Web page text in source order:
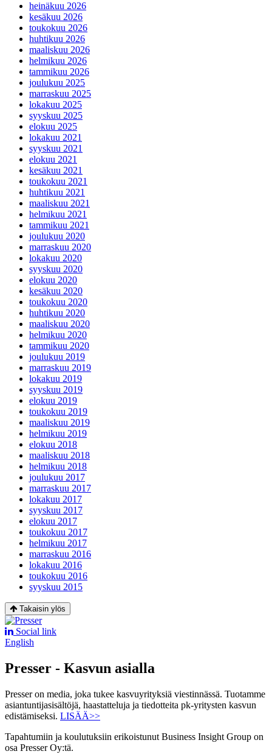
heinäkuu 2026
kesäkuu 2026
toukokuu 2026
huhtikuu 2026
maaliskuu 2026
helmikuu 2026
tammikuu 2026
joulukuu 2025
marraskuu 2025
lokakuu 2025
syyskuu 2025
elokuu 2025
lokakuu 2021
syyskuu 2021
elokuu 2021
kesäkuu 2021
toukokuu 2021
huhtikuu 2021
maaliskuu 2021
helmikuu 2021
tammikuu 2021
joulukuu 2020
marraskuu 2020
lokakuu 2020
syyskuu 2020
elokuu 2020
kesäkuu 2020
toukokuu 2020
huhtikuu 2020
maaliskuu 2020
helmikuu 2020
tammikuu 2020
joulukuu 2019
marraskuu 2019
lokakuu 2019
syyskuu 2019
elokuu 2019
toukokuu 2019
maaliskuu 2019
helmikuu 2019
elokuu 2018
maaliskuu 2018
helmikuu 2018
joulukuu 2017
marraskuu 2017
lokakuu 2017
syyskuu 2017
elokuu 2017
toukokuu 2017
helmikuu 2017
marraskuu 2016
lokakuu 2016
toukokuu 2016
syyskuu 2015
Takaisin ylös
Social link
English
Presser - Kasvun asialla
Presser on media, joka tukee kasvuyrityksiä viestinnässä. Tuotamme
asiantuntijasisältöjä, haastatteluja ja tiedotteita pk-yritysten kasvun
edistämiseksi. LISÄÄ>>
Tapahtumiin ja koulutuksiin erikoistunut Business Insight Group on
osa Presser Oy:tä.